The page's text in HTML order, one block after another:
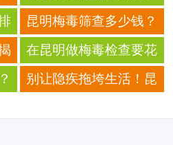
择！3大前沿技术助您重
获生育希望
昆明梅毒筛查多少钱？
2024最新价格表+正规医
院推荐
在昆明做梅毒检查要花
多少钱？价格对比+省钱
别让隐疾拖垮生活！昆